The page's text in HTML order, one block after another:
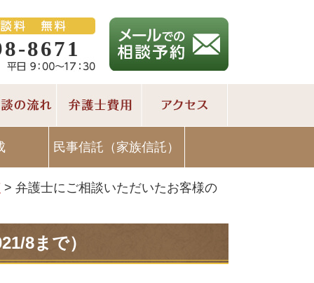
8671
民事信託（家族信託）
> 弁護士にご相談いただいたお客様の
8まで）